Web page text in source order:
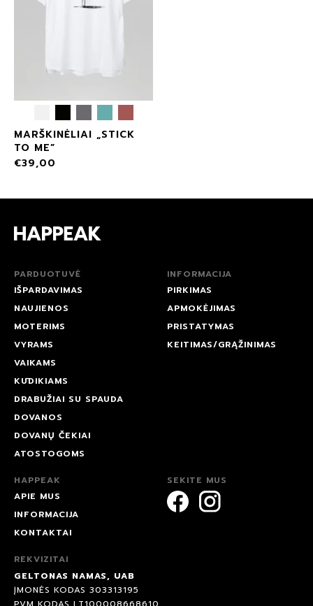
MARŠKINĖLIAI „STICK
TO ME”
€39,00
PARDUOTUVĖ
IŠPARDAVIMAS
NAUJIENOS
MOTERIMS
VYRAMS
VAIKAMS
KŪDIKIAMS
DRABUŽIAI SU SPAUDA
DOVANOS
DOVANŲ ČEKIAI
ATOSTOGOMS
INFORMACIJA
PIRKIMAS
APMOKĖJIMAS
PRISTATYMAS
KEITIMAS/GRĄŽINIMAS
HAPPEAK
APIE MUS
INFORMACIJA
KONTAKTAI
SEKITE MUS
REKVIZITAI
GELTONAS NAMAS, UAB
ĮMONĖS KODAS 303313195